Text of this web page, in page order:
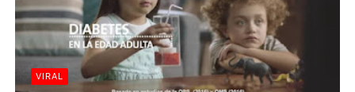
VIRAL